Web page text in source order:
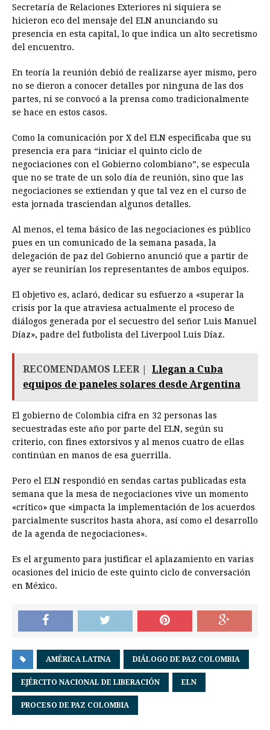
Secretaría de Relaciones Exteriores ni siquiera se
hicieron eco del mensaje del ELN anunciando su
presencia en esta capital, lo que indica un alto secretismo
del encuentro.
En teoría la reunión debió de realizarse ayer mismo, pero
no se dieron a conocer detalles por ninguna de las dos
partes, ni se convocó a la prensa como tradicionalmente
se hace en estos casos.
Como la comunicación por X del ELN especificaba que su
presencia era para “iniciar el quinto ciclo de
negociaciones con el Gobierno colombiano”, se especula
que no se trate de un solo día de reunión, sino que las
negociaciones se extiendan y que tal vez en el curso de
esta jornada trasciendan algunos detalles.
Al menos, el tema básico de las negociaciones es público
pues en un comunicado de la semana pasada, la
delegación de paz del Gobierno anunció que a partir de
ayer se reunirían los representantes de ambos equipos.
El objetivo es, aclaró, dedicar su esfuerzo a «superar la
crisis por la que atraviesa actualmente el proceso de
diálogos generada por el secuestro del señor Luis Manuel
Díaz», padre del futbolista del Liverpool Luis Díaz.
RECOMENDAMOS LEER |
Llegan a Cuba
equipos de paneles solares desde Argentina
El gobierno de Colombia cifra en 32 personas las
secuestradas este año por parte del ELN, según su
criterio, con fines extorsivos y al menos cuatro de ellas
continúan en manos de esa guerrilla.
Pero el ELN respondió en sendas cartas publicadas esta
semana que la mesa de negociaciones vive un momento
«crítico» que «impacta la implementación de los acuerdos
parcialmente suscritos hasta ahora, así como el desarrollo
de la agenda de negociaciones».
Es el argumento para justificar el aplazamiento en varias
ocasiones del inicio de este quinto ciclo de conversación
en México.
AMÉRICA LATINA DIÁLOGO DE PAZ COLOMBIA
EJÉRCITO NACIONAL DE LIBERACIÓN ELN
PROCESO DE PAZ COLOMBIA